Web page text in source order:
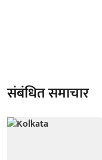
संबंधित समाचार